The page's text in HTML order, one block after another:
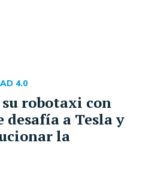
robotaxi con
a Tesla y
la
4.0